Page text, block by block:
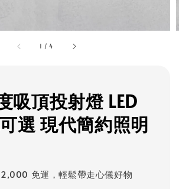
1 /4
吸頂投射燈 LED
選 現代簡約照明
免運，輕鬆帶走心儀好物